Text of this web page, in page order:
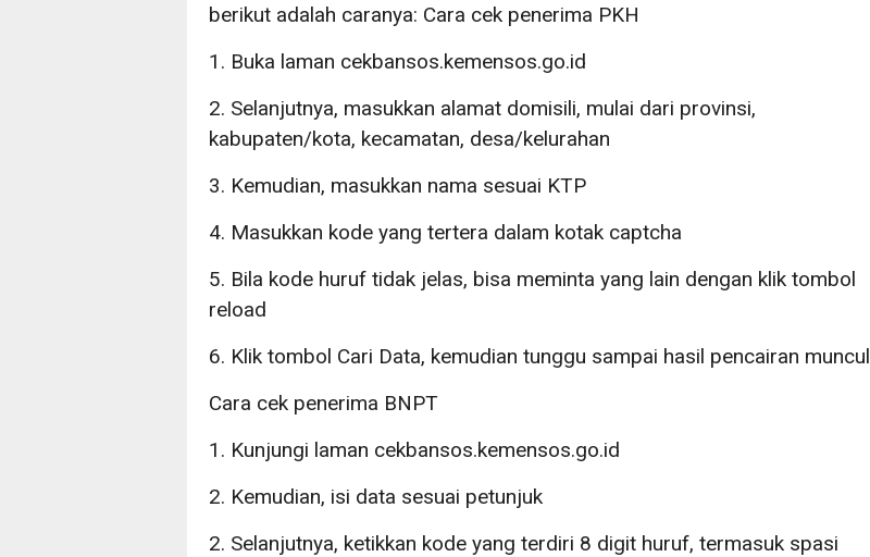
berikut adalah caranya: Cara cek penerima PKH
1. Buka laman cekbansos.kemensos.go.id
2. Selanjutnya, masukkan alamat domisili, mulai dari provinsi,
kabupaten/kota, kecamatan, desa/kelurahan
3. Kemudian, masukkan nama sesuai KTP
4. Masukkan kode yang tertera dalam kotak captcha
5. Bila kode huruf tidak jelas, bisa meminta yang lain dengan klik tombol
reload
6. Klik tombol Cari Data, kemudian tunggu sampai hasil pencairan muncul
Cara cek penerima BNPT
1. Kunjungi laman cekbansos.kemensos.go.id
2. Kemudian, isi data sesuai petunjuk
2. Selanjutnya, ketikkan kode yang terdiri 8 digit huruf, termasuk spasi